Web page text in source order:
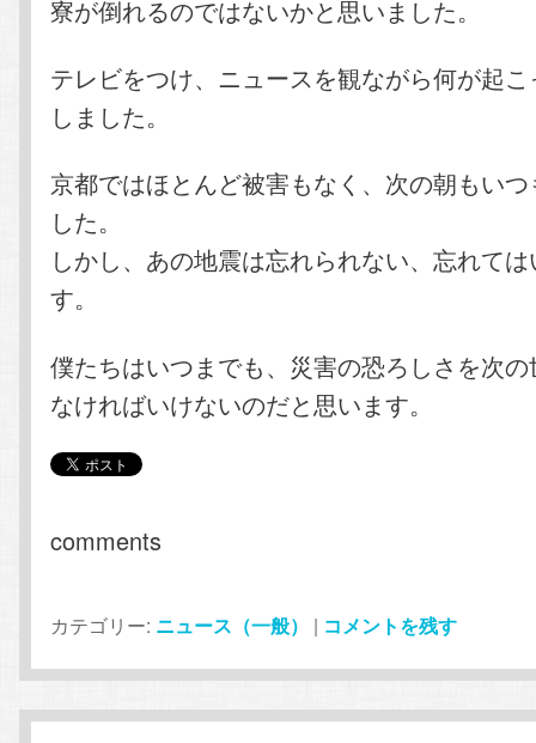
寮が倒れるのではないかと思いました。
テレビをつけ、ニュースを観ながら何が起
しました。
京都ではほとんど被害もなく、次の朝もい
した。
しかし、あの地震は忘れられない、忘れて
す。
僕たちはいつまでも、災害の恐ろしさを次
なければいけないのだと思います。
comments
カテゴリー: ニュース（一般） | コメントを残す